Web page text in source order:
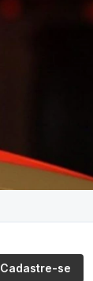
Cadastre-se